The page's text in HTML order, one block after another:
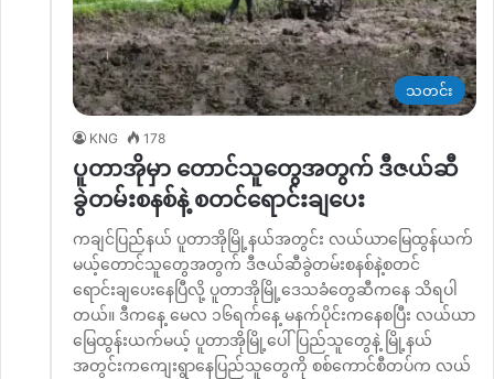
သတင်း
KNG 178
ပူတာအိုမှာ တောင်သူတွေအတွက် ဒီဇယ်ဆီ
ခွဲတမ်းစနစ်နဲ့ စတင်ရောင်းချပေး
ကချင်ပြည််နယ် ပူတာအိုမြို့နယ်အတွင်း လယ်ယာမြေထွန်ယက်
မယ့်တောင်သူတွေအတွက် ဒီဇယ်ဆီခွဲတမ်းစနစ်နဲ့စတင်
ရောင်းချပေးနေပြီလို့ ပူတာအိုမြို့ဒေသခံတွေဆီကနေ သိရပါ
တယ်။ ဒီကနေ့ မေလ ၁၆ရက်နေ့ မနက်ပိုင်းကနေစပြီး လယ်ယာ
မြေထွန်းယက်မယ့် ပူတာအိုမြို့ပေါ်ပြည်သူတွေနဲ့ မြို့နယ်
အတွင်းကကျေးရွာနေပြည်သူတွေကို စစ်ကောင်စီတပ်က လယ်